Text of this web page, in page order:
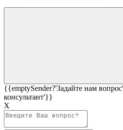
{{emptySender?'Задайте нам
консультант'}}
Х